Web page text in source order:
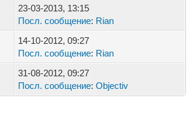
23-03-2013, 13:15
Посл. сообщение: Rian
14-10-2012, 09:27
Посл. сообщение: Rian
31-08-2012, 09:27
Посл. сообщение: Objectiv